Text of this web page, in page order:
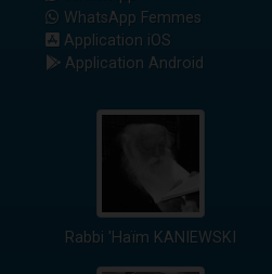
WhatsApp Femmes
Application iOS
Application Android
Rabbi 'Haïm KANIEWSKI